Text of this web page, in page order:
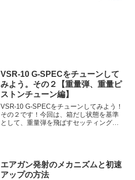
VSR-10 G-SPECをチューンして
みよう。その２【重量弾、重量ピ
ストンチューン編】
VSR-10 G-SPECをチューンしてみよう！
その２です！今回は、箱だし状態を基準
として、重量弾を飛ばすセッティングで
エアガン発射のメカニズムと初速
アップの方法